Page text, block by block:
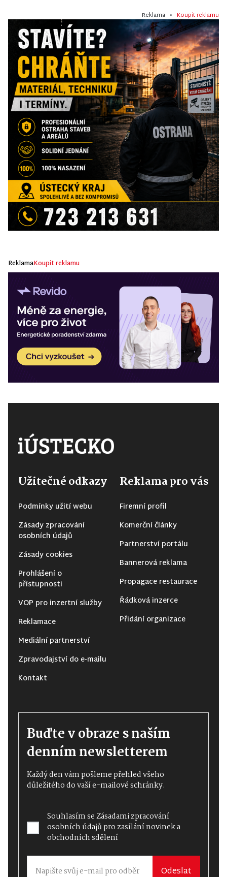
Reklama • Koupit reklamu
ReklamaKoupit reklamu
Užitečné odkazy
Podmínky užití webu
Zásady zpracování
osobních údajů
Zásady cookies
Prohlášení o
přístupnosti
VOP pro inzertní služby
Reklamace
Mediální partnerství
Zpravodajství do e-mailu
Kontakt
Reklama pro vás
Firemní profil
Komerční články
Partnerství portálu
Bannerová reklama
Propagace restaurace
Řádková inzerce
Přidání organizace
Buďte v obraze s naším
denním newsletterem
Každý den vám pošleme přehled všeho
důležitého do vaší e-mailové schránky.
Souhlasím seZásadami zpracování
osobních údajůpro zasílání novinek a
obchodních sdělení
Odeslat